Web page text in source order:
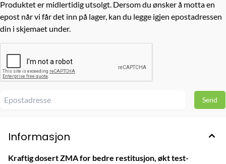
Produktet er midlertidig utsolgt. Dersom du ønsker å motta en
epost når vi får det inn på lager, kan du legge igjen epostadressen
din i skjemaet under.
Informasjon
Kraftig dosert ZMA for bedre restitusjon, økt test-